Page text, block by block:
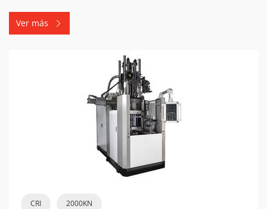
Ver más
CRI 2000KN